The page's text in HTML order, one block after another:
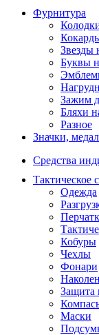
Фурнитура
Звезды
Буквы
Зажим
Бляхи
Разное
Значки,
Средства
Тактическое
Одежда
Кобуры
Чехлы
Фонари
Защита
Маски